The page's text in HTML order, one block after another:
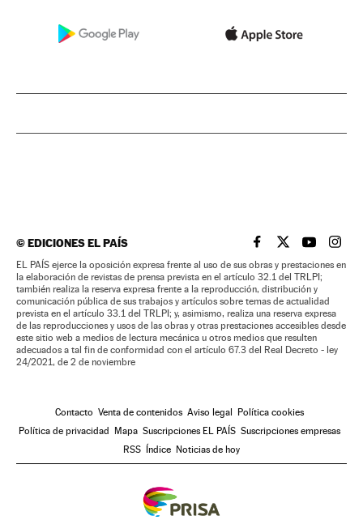
©EDICIONES EL PAÍS EL PAÍS BRASIL EN
EL PAÍSEL PAÍS
EL
EL PAÍS ejerce la oposición expresa frente al uso de sus obras y prestaciones en
la elaboración de revistas de prensa prevista en el artículo 32.1 del TRLPI;
también realiza la reserva expresa frente a la reproducción, distribución y
comunicación pública de sus trabajos y artículos sobre temas de actualidad
prevista en el artículo 33.1 del TRLPI; y, asimismo, realiza una reserva expresa
de las reproducciones y usos de las obras y otras prestaciones accesibles desde
este sitio web a medios de lectura mecánica u otros medios que resulten
adecuados a tal fin de conformidad con el artículo 67.3 del Real Decreto - ley
24/2021, de 2 de noviembre
Contacto Venta de contenidos Aviso legal
Política cookies
Política de privacidad
Mapa Suscripciones EL PAÍS Suscripciones empresas
RSS
Índice Noticias de hoy